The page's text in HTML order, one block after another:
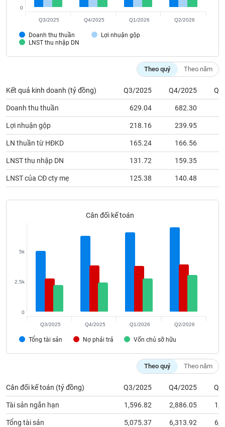
Doanh thu thuần
Lợi nhuận gộp
LNST thu nhập DN
0
Q3/2025 Q4/2025 Q1/2026 Q2/2026
Theo quý Theo năm
Kết quả kinh doanh (tỷ đồng) Q3/2025 Q4/2025
Doanh thu thuần 629.04 682.30
Lợi nhuận gộp 218.16 239.95
LN thuần từ HĐKD 165.24 166.56
LNST thu nhập DN 131.72 159.35
LNST của CĐ cty mẹ 125.38 140.48
Cân đối kế toán
Tổng tài sản Nợ phải trả Vốn chủ sỡ hữu
0
2.5k
5k
Q3/2025 Q4/2025 Q1/2026 Q2/2026
Theo quý Theo năm
Cân đối kế toán (tỷ đồng) Q3/2025 Q4/2025
Tài sản ngắn hạn 1,596.82 2,886.05
Tổng tài sản 5,075.37 6,313.92
Bài
viết
tác
Báo
phân
tích
(-)
Thuật
ngữ
(-)
chính
Công
cụ
đầu
tư